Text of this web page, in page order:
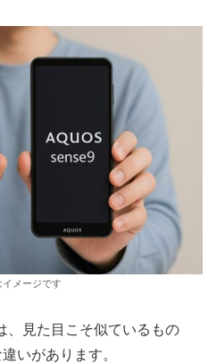
イメージです
、見た目こそ似ているもの
いがあります。